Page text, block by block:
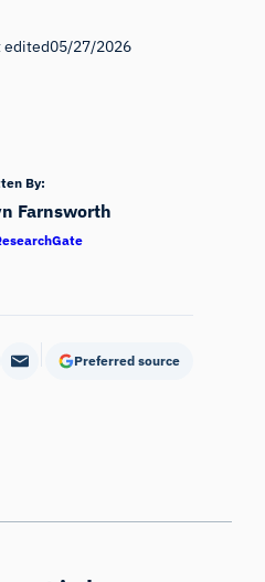
edited05/27/2026
By:
Farnsworth
Preferred source